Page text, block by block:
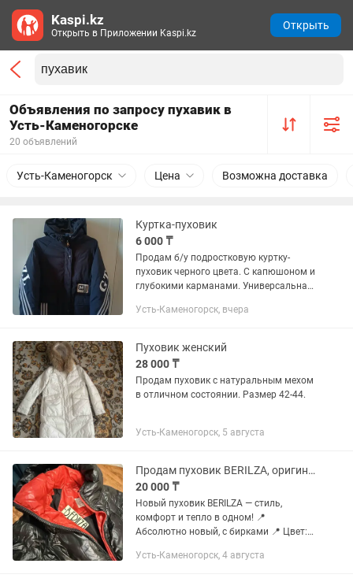
Объявления по запросу пухавик в
Усть-Каменогорске
20 объявлений
Усть-Каменогорск Цена Возможна доставка
Куртка-пуховик
6 000 ₸
Продам б/у подростковую куртку-
пуховик черного цвета. С капюшоном и
глубокими карманами. Универсальная,
осень - теплая зима. Брали в магазине
Усть-Каменогорск, вчера
Пуховик женский
28 000 ₸
Продам пуховик с натуральным мехом
в отличном состоянии. Размер 42-44.
Усть-Каменогорск, 5 августа
Продам пуховик BERILZA, оригинал, новый, для морозов до -30 C
20 000 ₸
Новый пуховик BERILZA — стиль,
комфорт и тепло в одном! 📍
Абсолютно новый, с бирками 📍 Цвет:
красным подкладом 📍 Размер: M (44–
Усть-Каменогорск, 4 августа
Kaspi.kz
Открыть в Приложении Kaspi.kz
Открыть